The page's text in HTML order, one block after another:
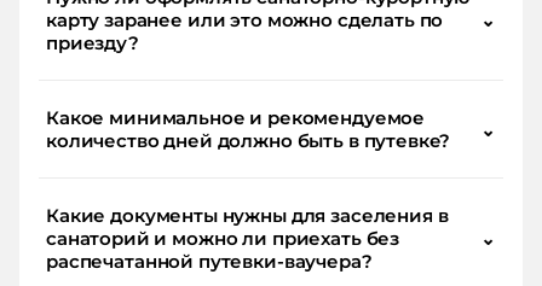
карту заранее или это можно сделать по
приезду?
⌄
Какое минимальное и рекомендуемое
количество дней должно быть в путевке?
⌄
Какие документы нужны для заселения в
санаторий и можно ли приехать без
распечатанной путевки-ваучера?
⌄